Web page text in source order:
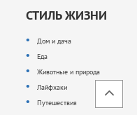
СТИЛЬ ЖИЗНИ
Дом и дача
Еда
Животные и природа
Лайфхаки
Путешествия